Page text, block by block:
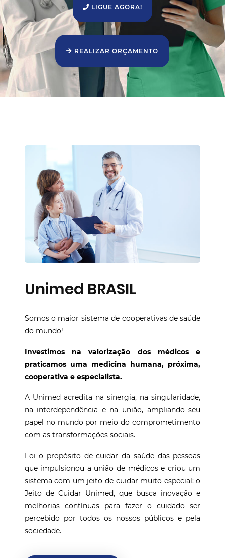
LIGUE AGORA!
REALIZAR ORÇAMENTO
Unimed BRASIL
Somos o maior sistema de cooperativas de saúde
do mundo!
Investimos na valorização dos médicos e
praticamos uma medicina humana, próxima,
cooperativa e especialista.
A Unimed acredita na sinergia, na singularidade,
na interdependência e na união, ampliando seu
papel no mundo por meio do comprometimento
com as transformações sociais.
Foi o propósito de cuidar da saúde das pessoas
que impulsionou a união de médicos e criou um
sistema com um jeito de cuidar muito especial: o
Jeito de Cuidar Unimed, que busca inovação e
melhorias contínuas para fazer o cuidado ser
percebido por todos os nossos públicos e pela
sociedade.